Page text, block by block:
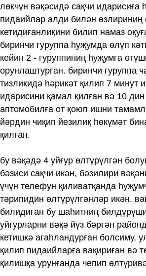
лөкчүн вәқәсидә сақчи идарисиға
пидаийлар алди билән өзлириниң
кетидиғанлиқини билип намаз
биринчи гуруппа һуҗумда өлүп
кейин 2 - гуруппиниң һуҗумға
орунлаштурған. биринчи гуруппа
тизликидә һәрикәт қилип 7 минут
идарисини қамал қилған вә 10 дин
аптомобилға от қоюп ишни
йәрдин чиқип йезилиқ һөкүмәт
қилған.
бу вәқәдә 4 уйғур өлтүрүлгән
бәзиси сақчи икән, бәзилири
үчүн телефун қиливатқанда
тәрипидин өлтүрүлгәнләр икән.
билидиған бу шаһитниң
уйғурларни вәқә йүз бәргән
кетишкә агаһландурған болсиму,
қилип пидаийларға вақириған вә
қилишқа урунғанда чепип